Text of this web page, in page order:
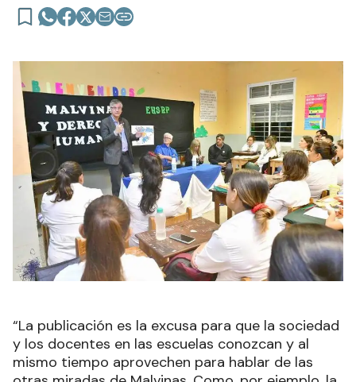
“La publicación es la excusa para que la sociedad
y los docentes en las escuelas conozcan y al
mismo tiempo aprovechen para hablar de las